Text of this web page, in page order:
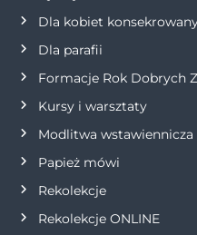
w
p
i
s
u
Dla kobiet
Dla parafii
Formacje Rok Dobrych
Kursy i warsztaty
Modlitwa wstawiennicza
Papież mówi
Rekolekcje
Rekolekcje ONLINE